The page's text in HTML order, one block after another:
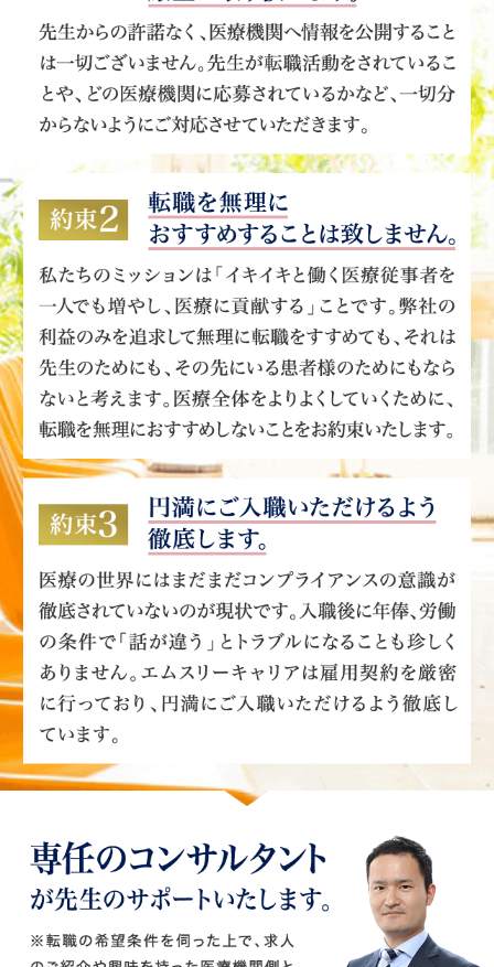
３つの約束 エムスリーキャリアで納得の転職をしていただく
約束1 個人情報は厳重に取り扱います。
先生からの許諾なく、医療機関へ情報を公開することは一切ご
ざいません。先生が転職活動をされていることや、どの医療機
関に応募されているかなど、一切分からないようにご対応させ
ていただきます。